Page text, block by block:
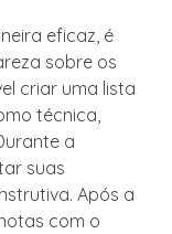
eficaz, é
sobre os
criar uma lista
técnica,
a
suas
Após a
com o